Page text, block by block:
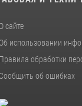
О сайте
Об использовании
Правила обработки
Сообщить об ошибках